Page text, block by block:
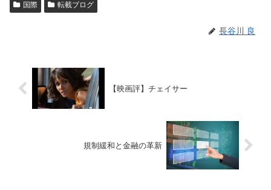
国際 転載ブログ
長谷川 良
【映画評】チェイサー
規制緩和と金融の革新